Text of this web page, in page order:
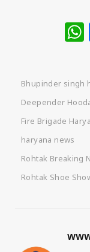
Bhupinder singh
Deepender
Fire Brigade
haryana news
Rohtak Breaking
Rohtak Shoe